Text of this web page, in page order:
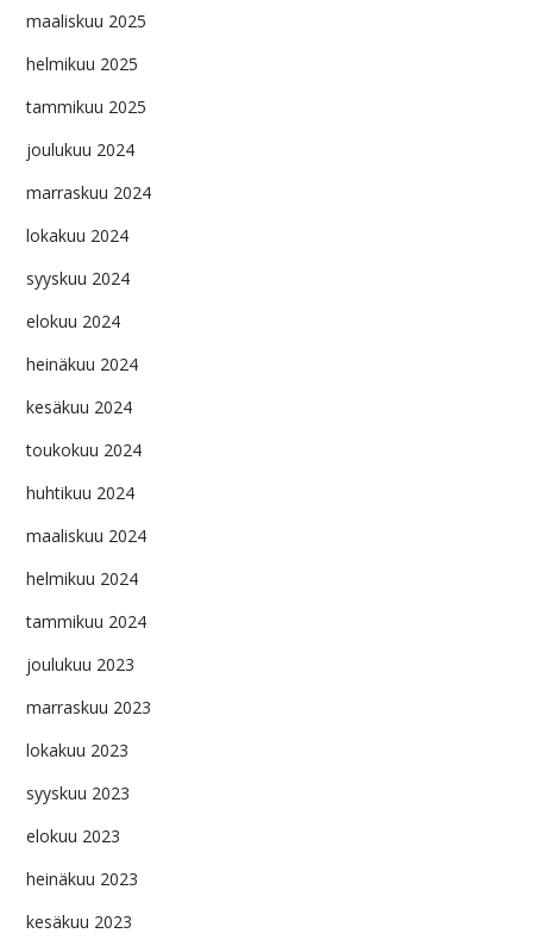
maaliskuu 2025
helmikuu 2025
tammikuu 2025
joulukuu 2024
marraskuu 2024
lokakuu 2024
syyskuu 2024
elokuu 2024
heinäkuu 2024
kesäkuu 2024
toukokuu 2024
huhtikuu 2024
maaliskuu 2024
helmikuu 2024
tammikuu 2024
joulukuu 2023
marraskuu 2023
lokakuu 2023
syyskuu 2023
elokuu 2023
heinäkuu 2023
kesäkuu 2023